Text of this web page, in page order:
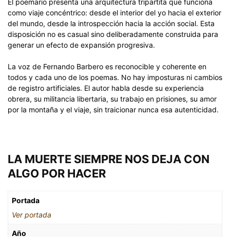
como viaje concéntrico: desde el interior del yo hacia el exterior
del mundo, desde la introspección hacia la acción social. Esta
disposición no es casual sino deliberadamente construida para
generar un efecto de expansión progresiva.
La voz de Fernando Barbero es reconocible y coherente en
todos y cada uno de los poemas. No hay imposturas ni cambios
de registro artificiales. El autor habla desde su experiencia
obrera, su militancia libertaria, su trabajo en prisiones, su amor
por la montaña y el viaje, sin traicionar nunca esa autenticidad.
LA MUERTE SIEMPRE NOS DEJA CON
ALGO POR HACER
Portada
Ver portada
Año